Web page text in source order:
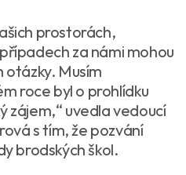
prostorách,
za námi mohou
otázky. Musím
roce byl o prohlídku
zájem,“ uvedla vedoucí
s tím, že pozvání
brodských škol.